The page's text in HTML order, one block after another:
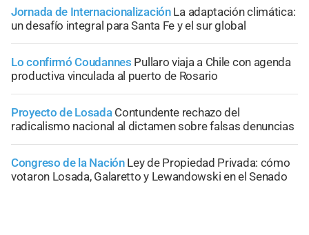
Jornada de Internacionalización La adaptación climática:
un desafío integral para Santa Fe y el sur global
Lo confirmó Coudannes Pullaro viaja a Chile con agenda
productiva vinculada al puerto de Rosario
Proyecto de Losada Contundente rechazo del
radicalismo nacional al dictamen sobre falsas denuncias
Congreso de la Nación Ley de Propiedad Privada: cómo
votaron Losada, Galaretto y Lewandowski en el Senado